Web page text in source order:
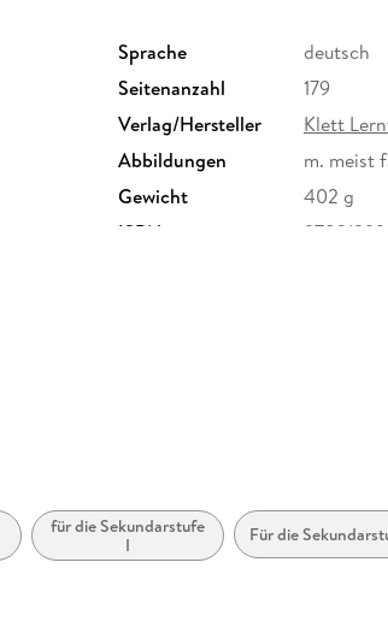
Sprache
deutsch
Seitenanzahl
179
Verlag/Hersteller
Klett
Abbildungen
m. meist
Gewicht
402 g
ISBN
für die Sekundarstufe
I
Für die